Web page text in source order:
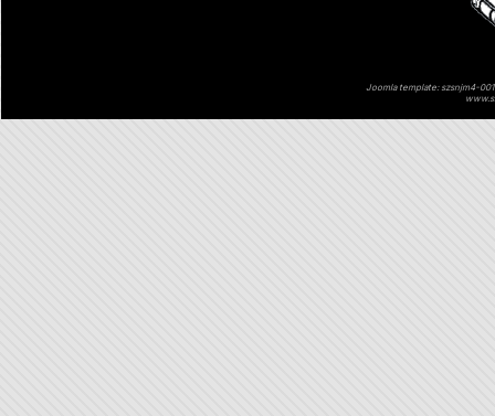
Joomla template: szsnjm4-